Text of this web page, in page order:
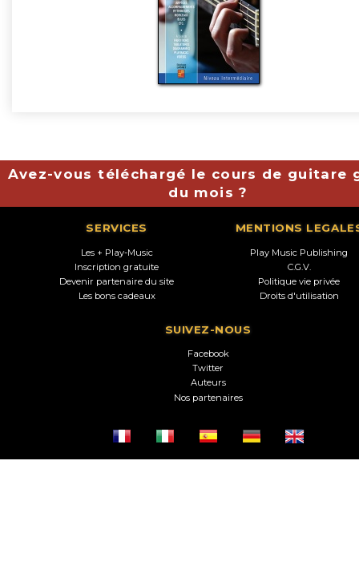
Avez-vous téléchargé le cours de guitare
du mois ?
SERVICES
Les + Play-Music
Inscription gratuite
Devenir partenaire du site
Les bons cadeaux
MENTIONS
Play Music Publishing
C.G.V.
Politique vie privée
Droits d'utilisation
SUIVEZ-NOUS
Facebook
Twitter
Auteurs
Nos partenaires